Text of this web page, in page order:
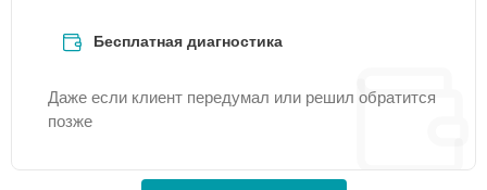
Бесплатная диагностика
Даже если клиент передумал или решил обратится
позже